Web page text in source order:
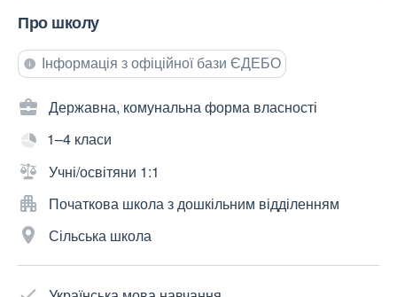
Про школу
Інформація з офіційної бази ЄДЕБО
Державна, комунальна форма власності
1–4 класи
Учні/освітяни 1:1
Початкова школа з дошкільним відділенням
Сільська школа